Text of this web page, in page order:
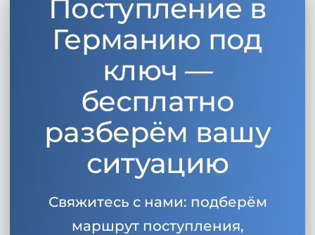
Поступление в
Германию под
ключ —
бесплатно
разберём вашу
ситуацию
Свяжитесь с нами: подберём
маршрут поступления,